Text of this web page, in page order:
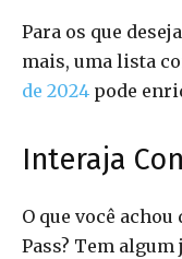
Para os que
mais, uma lista
de 2024 pode
Interaja
O que você achou
Pass? Tem